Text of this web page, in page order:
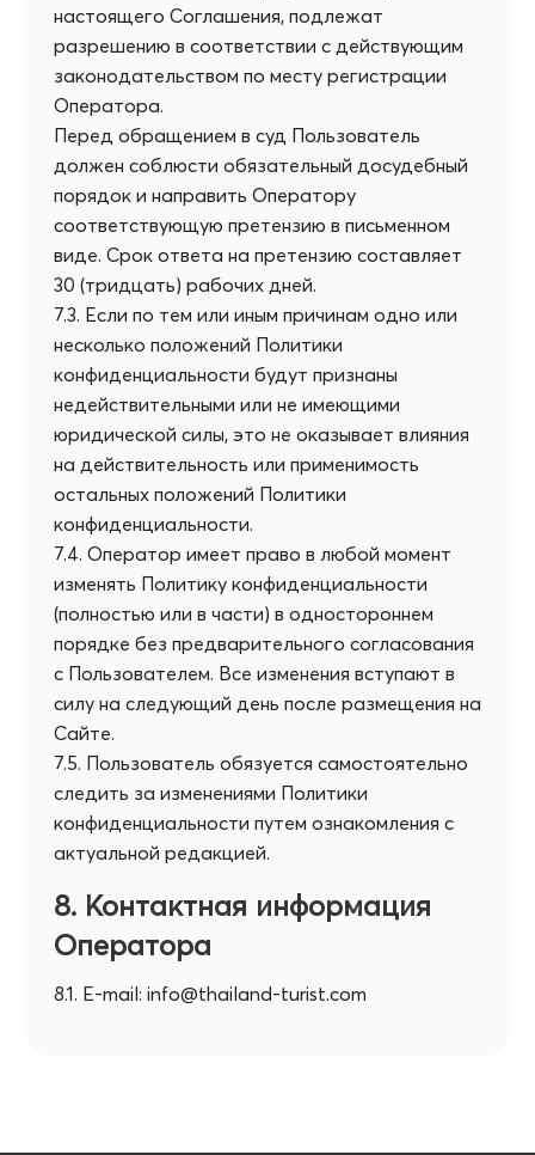
настоящего Соглашения, подлежат
разрешению в соответствии с действующим
законодательством по месту регистрации
Оператора.
Перед обращением в суд Пользователь
должен соблюсти обязательный досудебный
порядок и направить Оператору
соответствующую претензию в письменном
виде. Срок ответа на претензию составляет
30 (тридцать) рабочих дней.
7.3. Если по тем или иным причинам одно или
несколько положений Политики
конфиденциальности будут признаны
недействительными или не имеющими
юридической силы, это не оказывает влияния
на действительность или применимость
остальных положений Политики
конфиденциальности.
7.4. Оператор имеет право в любой момент
изменять Политику конфиденциальности
(полностью или в части) в одностороннем
порядке без предварительного согласования
с Пользователем. Все изменения вступают в
силу на следующий день после размещения на
Сайте.
7.5. Пользователь обязуется самостоятельно
следить за изменениями Политики
конфиденциальности путем ознакомления с
актуальной редакцией.
8. Контактная информация
Оператора
8.1. E-mail: info@thailand-turist.com